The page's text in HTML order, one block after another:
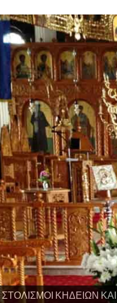
ΣΤΟΛΙΣΜΟΙ ΚΗΔΕΙΩΝ